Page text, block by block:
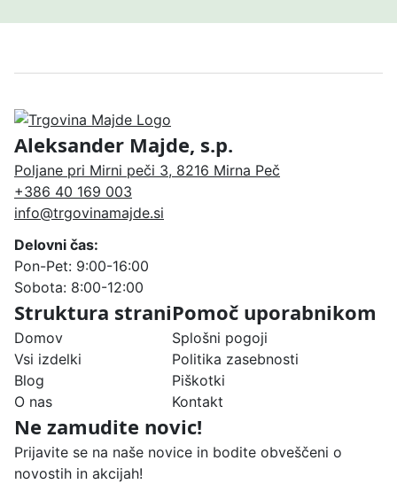
Aleksander Majde, s.p.
Poljane pri Mirni peči 3, 8216 Mirna Peč
+386 40 169 003
info@trgovinamajde.si
Delovni čas:
Pon-Pet: 9:00-16:00
Sobota: 8:00-12:00
Struktura strani
Domov
Vsi izdelki
Blog
O nas
Pomoč uporabnikom
Splošni pogoji
Politika zasebnosti
Piškotki
Kontakt
Ne zamudite novic!
Prijavite se na naše novice in bodite obveščeni o
novostih in akcijah!